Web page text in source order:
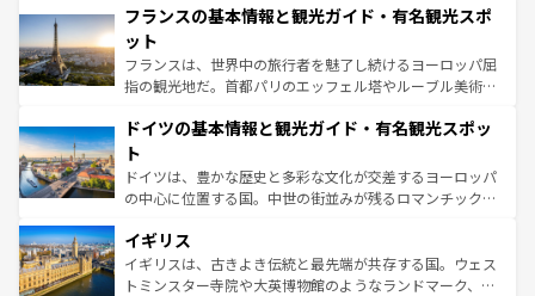
なお、新着のイタリア情報はコンテンツ一覧を参照してほ
しい。
文化が根付くこの国では、情熱的なフラメンコ、熱気あふ
れる闘牛、そして美味しいタパスが生活の一部となってい
る。首都マドリードの洗練された雰囲気や、バルセロナの
アートに溢れた街角から、地方では古代ローマ遺跡や中世
せる。地方によって風土や気候が異なるスペインはその個
ンテンツ一覧 を参照してほしい。
フランスの基本情報と観光ガイド・有名観光スポ
ット
フランスは、世界中の旅行者を魅了し続けるヨーロッパ屈
指の観光地だ。首都パリのエッフェル塔やルーブル美術館
で、幅広い魅力が詰まっている。華麗な宮殿、歴史的な大
聖堂、美しいビーチ、そして豊かな自然が、訪れる者を心
から魅了する。また、フランスは美食の国としても知ら
れ、フランス料理はユネスコ無形文化遺産にも登録されて
香り高いラベンダー畑など、多彩な楽しみ方が可能だ。さ
らに、パリ以外の地域にも魅力が溢れており、どの街角に
も豊かな歴史と文化が息づいている。パリ以外の個性あふ
ドイツの基本情報と観光ガイド・有名観光スポッ
ト
ドイツは、豊かな歴史と多彩な文化が交差するヨーロッパ
の中心に位置する国。中世の街並みが残るロマンチック街
顔を持つこの国は、どこを歩いても飽きることがない。ベ
ルリンの文化的活気、バイエルン州のアルプスの絶景、そ
してライン川沿いのワイン畑といった風景は必見。ビール
イギリス
イギリスは、古きよき伝統と最先端が共存する国。ウェス
トミンスター寺院や大英博物館のようなランドマーク、歴